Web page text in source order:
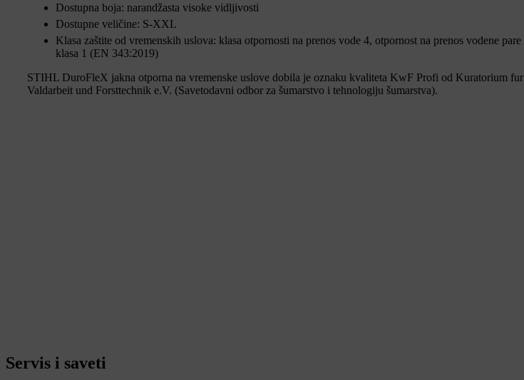
Dostupna boja: narandžasta visoke vidljivosti
Dostupne veličine: S-XXL
Klasa zaštite od vremenskih uslova: klasa otpornosti na prenos vode 4, otpornost na prenos vodene pare
klasa 1 (EN 343:2019)
STIHL DuroFleX jakna otporna na vremenske uslove dobila je oznaku kvaliteta KwF Profi od Kuratorium fur
Valdarbeit und Forsttechnik e.V. (Savetodavni odbor za šumarstvo i tehnologiju šumarstva).
Servis i saveti